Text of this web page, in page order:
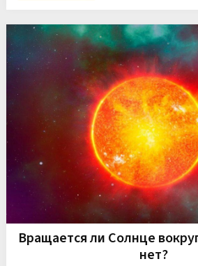
Вращается ли Солнце
нет?